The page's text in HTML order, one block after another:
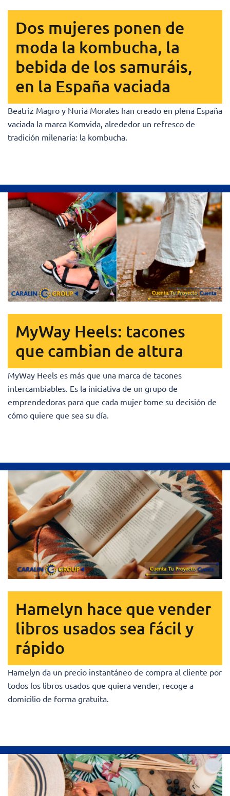
Dos mujeres ponen de
moda la kombucha, la
bebida de los samuráis,
en la España vaciada
Beatriz Magro y Nuria Morales han creado en plena España
vaciada la marca Komvida, alrededor un refresco de
tradición milenaria: la kombucha.
MyWay Heels: tacones
que cambian de altura
MyWay Heels es más que una marca de tacones
intercambiables. Es la iniciativa de un grupo de
emprendedoras para que cada mujer tome su decisión de
cómo quiere que sea su día.
Hamelyn hace que vender
libros usados sea fácil y
rápido
Hamelyn da un precio instantáneo de compra al cliente por
todos los libros usados que quiera vender, recoge a
domicilio de forma gratuita.